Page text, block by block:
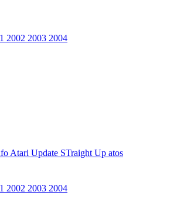
2002 2003 2004
Atari Update STraight Up atos
2002 2003 2004